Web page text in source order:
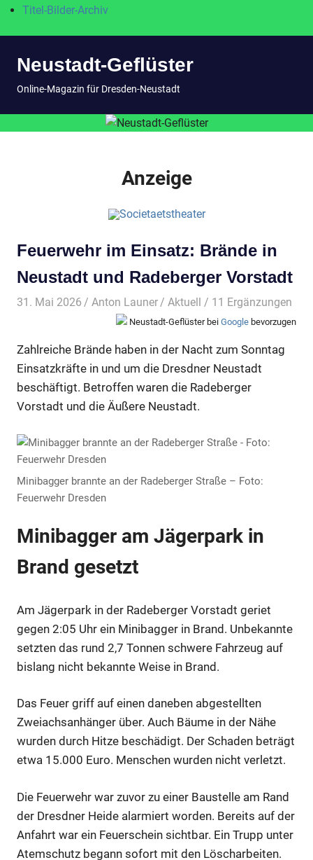
Titel-Bilder-Archiv
InhaltNeustadt-Geflüster
Online-Magazin für Dresden-Neustadt
Anzeige
Feuerwehr im Einsatz: Brände in
Neustadt und Radeberger Vorstadt
31. Mai 2026 Anton Launer Aktuell / 11 Ergänzungen
Neustadt-Geflüster bei Google bevorzugen
Zahlreiche Brände haben in der Nacht zum Sonntag
Einsatzkräfte in und um die Dresdner Neustadt
beschäftigt. Betroffen waren die Radeberger
Vorstadt und die Äußere Neustadt.
Minibagger brannte an der Radeberger Straße – Foto:
Feuerwehr Dresden
Minibagger am Jägerpark in
Brand gesetzt
Am Jägerpark in der Radeberger Vorstadt geriet
gegen 2:05 Uhr ein Minibagger in Brand. Unbekannte
setzten das rund 2,7 Tonnen schwere Fahrzeug auf
bislang nicht bekannte Weise in Brand.
Das Feuer griff auf einen daneben abgestellten
Zweiachsanhänger über. Auch Bäume in der Nähe
wurden durch Hitze beschädigt. Der Schaden beträgt
etwa 15.000 Euro. Menschen wurden nicht verletzt.
Die Feuerwehr war zuvor zu einer Baustelle am Rand
der Dresdner Heide alarmiert worden. Bereits auf der
Anfahrt war ein Feuerschein sichtbar. Ein Trupp unter
Atemschutz begann sofort mit den Löscharbeiten.